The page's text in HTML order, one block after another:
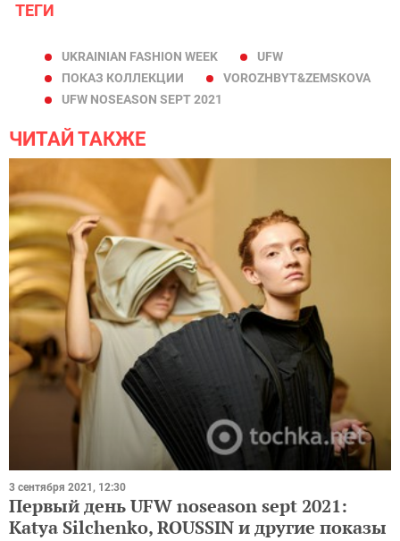
ТЕГИ
UKRAINIAN FASHION WEEK
UFW
ПОКАЗ КОЛЛЕКЦИИ
VOROZHBYT&ZEMSKOVA
UFW NOSEASON SEPT 2021
ЧИТАЙ ТАКЖЕ
3 сентября 2021, 12:30
Первый день UFW noseason sept 2021:
Katya Silchenko, ROUSSIN и другие показы